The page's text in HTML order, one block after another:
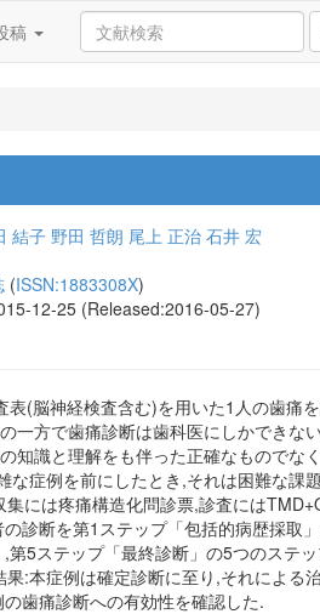
稿
結子 野田 哲朗 尾上 正治 石井 宏
(ISSN:1883308X)
12-25 (Released:2016-05-27)
(脳神経検査含む)を用いた1人の歯痛
一方で歯痛診断は歯科医にしかできな
知識と理解をも伴った正確なものでな
症例を前にしたとき,それは困難な課
には疼痛構造化問診票,診査には
診断を第1ステップ「包括的病歴採取
5ステップ「最終診断」の5つのステ
:本症例は確定診断に至り,それによる
歯痛診断への有効性を確認した.